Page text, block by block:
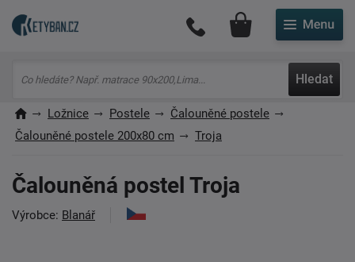
Hledat
Můj účet
Ložnice Postele
Čalouněné postele
Čalouněné postele 200x80 cm
Troja
Čalouněná postel Troja
Výrobce: Blanář